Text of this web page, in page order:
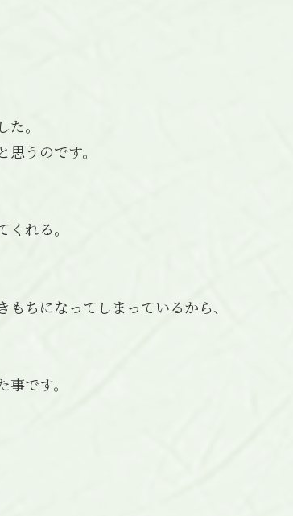
。
うのです。
れる。
ちになってしまっているから、
です。